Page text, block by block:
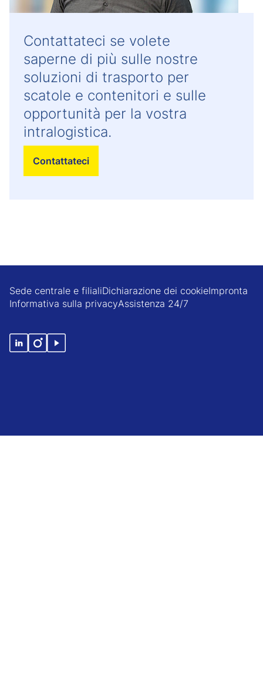
Contattateci se volete
saperne di più sulle nostre
soluzioni di trasporto per
scatole e contenitori e sulle
opportunità per la vostra
intralogistica.
Contattateci
Sede centrale e filialiDichiarazione dei cookieImpronta
Informativa sulla privacyAssistenza 24/7